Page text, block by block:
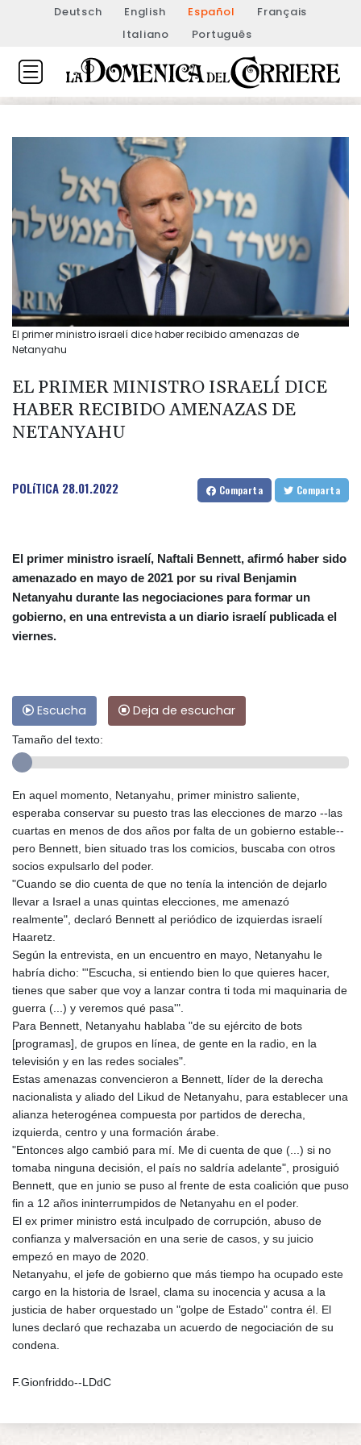
Deutsch English Español
Français
Italiano
Português
El primer ministro israelí dice haber recibido amenazas de
Netanyahu
EL PRIMER MINISTRO ISRAELÍ DICE
HABER RECIBIDO AMENAZAS DE
NETANYAHU
POLíTICA 28.01.2022 Comparta Comparta
El primer ministro israelí, Naftali Bennett, afirmó haber sido
amenazado en mayo de 2021 por su rival Benjamin
Netanyahu durante las negociaciones para formar un
gobierno, en una entrevista a un diario israelí publicada el
viernes.
Escucha Deja de escuchar
Tamaño del texto:
En aquel momento, Netanyahu, primer ministro saliente,
esperaba conservar su puesto tras las elecciones de marzo --las
cuartas en menos de dos años por falta de un gobierno estable--
pero Bennett, bien situado tras los comicios, buscaba con otros
socios expulsarlo del poder.
"Cuando se dio cuenta de que no tenía la intención de dejarlo
llevar a Israel a unas quintas elecciones, me amenazó
realmente", declaró Bennett al periódico de izquierdas israelí
Haaretz.
Según la entrevista, en un encuentro en mayo, Netanyahu le
habría dicho: "'Escucha, si entiendo bien lo que quieres hacer,
tienes que saber que voy a lanzar contra ti toda mi maquinaria de
guerra (...) y veremos qué pasa'".
Para Bennett, Netanyahu hablaba "de su ejército de bots
[programas], de grupos en línea, de gente en la radio, en la
televisión y en las redes sociales".
Estas amenazas convencieron a Bennett, líder de la derecha
nacionalista y aliado del Likud de Netanyahu, para establecer una
alianza heterogénea compuesta por partidos de derecha,
izquierda, centro y una formación árabe.
"Entonces algo cambió para mí. Me di cuenta de que (...) si no
tomaba ninguna decisión, el país no saldría adelante", prosiguió
Bennett, que en junio se puso al frente de esta coalición que puso
fin a 12 años ininterrumpidos de Netanyahu en el poder.
El ex primer ministro está inculpado de corrupción, abuso de
confianza y malversación en una serie de casos, y su juicio
empezó en mayo de 2020.
Netanyahu, el jefe de gobierno que más tiempo ha ocupado este
cargo en la historia de Israel, clama su inocencia y acusa a la
justicia de haber orquestado un "golpe de Estado" contra él. El
lunes declaró que rechazaba un acuerdo de negociación de su
condena.
F.Gionfriddo--LDdC